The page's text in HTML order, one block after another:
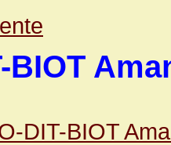
BIOT
DIT-BIOT